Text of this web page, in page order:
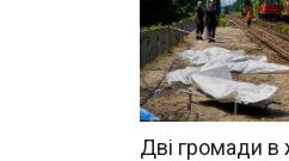
Дві громади в